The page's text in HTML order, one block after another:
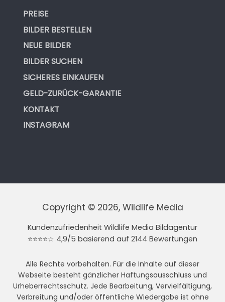
PREISE
BILDER BESTELLEN
NEUE BILDER
BILDER SUCHEN
SICHERES EINKAUFEN
GELD-ZURÜCK-GARANTIE
KONTAKT
INSTAGRAM
Copyright © 2026, Wildlife Media
Kundenzufriedenheit Wildlife Media Bildagentur
⭐⭐⭐⭐☆ 4,9/5 basierend auf 2144 Bewertungen
Alle Rechte vorbehalten. Für die Inhalte auf dieser
Webseite besteht gänzlicher Haftungsausschluss und
Urheberrechtsschutz. Jede Bearbeitung, Vervielfältigung,
Verbreitung und/oder öffentliche Wiedergabe ist ohne